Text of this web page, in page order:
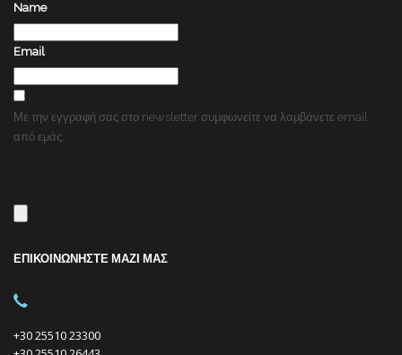
Name
Email
Με την εγγραφή σας στο newsletter συμφωνείτε να λαμβάνετε email
από εμάς.
ΕΠΙΚΟΙΝΩΝΗΣΤΕ ΜΑΖΙ ΜΑΣ
+30 25510 23300